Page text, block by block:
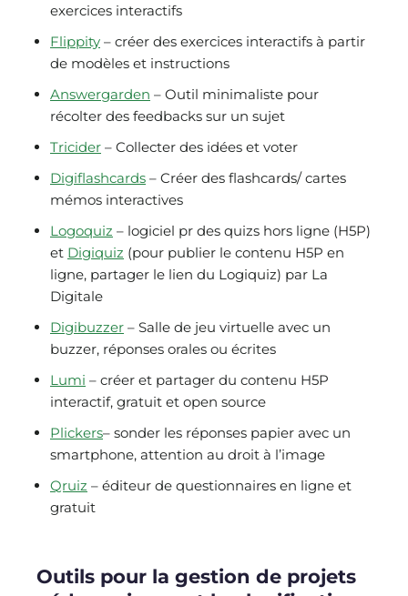
exercices interactifs
Flippity – créer des exercices interactifs à partir
de modèles et instructions
Answergarden – Outil minimaliste pour
récolter des feedbacks sur un sujet
Tricider – Collecter des idées et voter
Digiflashcards – Créer des flashcards/ cartes
mémos interactives
Logoquiz – logiciel pr des quizs hors ligne (H5P)
et Digiquiz (pour publier le contenu H5P en
ligne, partager le lien du Logiquiz) par La
Digitale
Digibuzzer – Salle de jeu virtuelle avec un
buzzer, réponses orales ou écrites
Lumi – créer et partager du contenu H5P
interactif, gratuit et open source
Plickers– sonder les réponses papier avec un
smartphone, attention au droit à l’image
Qruiz – éditeur de questionnaires en ligne et
gratuit
Outils pour la gestion de projets